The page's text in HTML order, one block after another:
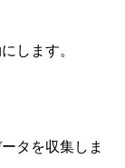
します。
タを収集しま